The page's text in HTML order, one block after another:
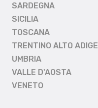
SARDEGNA
SICILIA
TOSCANA
TRENTINO ALTO ADIGE
UMBRIA
VALLE D'AOSTA
VENETO